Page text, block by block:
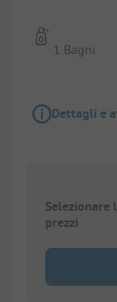
1 Bagni
Dettagli e
Selezionare
prezzi